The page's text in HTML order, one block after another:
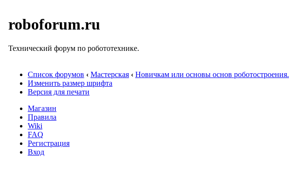
roboforum.ru
Технический форум по робототехнике.
Список форумов ‹ Мастерская ‹ Новичкам или основы основ роботостроения.
Изменить размер шрифта
Версия для печати
Магазин
Правила
Wiki
FAQ
Регистрация
Вход